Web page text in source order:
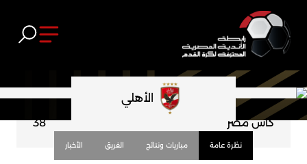
الأهلي
نظرة عامة مباريات ونتائج الفريق الأخبار
الدوري المصري
كأس مصر 38